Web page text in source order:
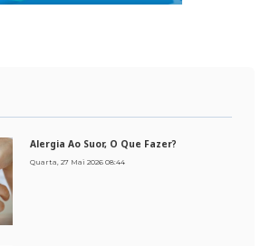
Alergia Ao Suor, O Que Fazer?
Quarta, 27 Mai 2026 08:44